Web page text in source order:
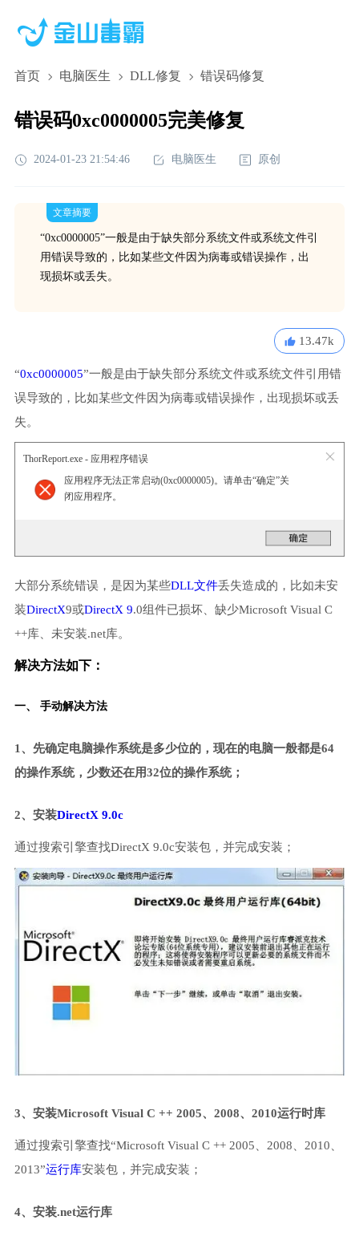
首页 电脑医生 DLL修复 错误码修复
错误码0xc0000005完美修复
2024-01-23 21:54:46 电脑医生 原创
文章摘要
“0xc0000005”一般是由于缺失部分系统文件或系统文件引
用错误导致的，比如某些文件因为病毒或错误操作，出
现损坏或丢失。
13.47k
“0xc0000005”一般是由于缺失部分系统文件或系统文件引用错
误导致的，比如某些文件因为病毒或错误操作，出现损坏或丢
失。
ThorReport.exe - 应用程序错误
应用程序无法正常启动(0xc0000005)。请单击“确定”关
闭应用程序。
大部分系统错误，是因为某些DLL文件丢失造成的，比如未安
装DirectX9或DirectX 9.0组件已损坏、缺少Microsoft Visual C
++库、未安装.net库。
解决方法如下：
一、 手动解决方法
1、先确定电脑操作系统是多少位的，现在的电脑一般都是64
的操作系统，少数还在用32位的操作系统；
2、安装DirectX 9.0c
通过搜索引擎查找DirectX 9.0c安装包，并完成安装；
3、安装Microsoft Visual C ++ 2005、2008、2010运行时库
通过搜索引擎查找“Microsoft Visual C ++ 2005、2008、2010、
2013”运行库安装包，并完成安装；
4、安装.net运行库